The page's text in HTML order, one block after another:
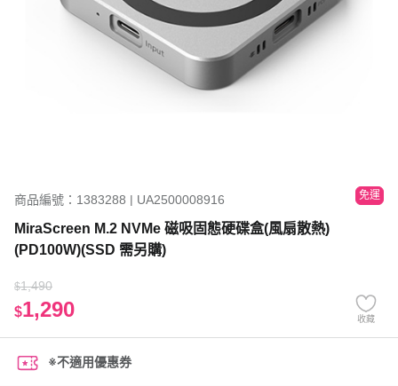
商品編號：1383288 | UA2500008916 免運
MiraScreen M.2 NVMe 磁吸固態硬碟盒(風扇散熱)
(PD100W)(SSD 需另購)
$1,490
$1,290 收藏
※不適用優惠券